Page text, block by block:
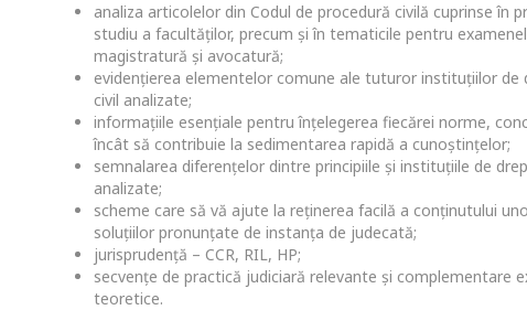
analiza articolelor din Codul de procedură civilă cuprinse în
studiu a facultăților, precum și în tematicile pentru
magistratură și avocatură;
evidențierea elementelor comune ale tuturor instituţiilor de
civil analizate;
informațiile esențiale pentru înțelegerea fiecărei norme,
încât să contribuie la sedimentarea rapidă a cunoștințelor;
semnalarea diferențelor dintre principiile și instituţiile de
analizate;
scheme care să vă ajute la reţinerea facilă a conţinutului
soluţiilor pronunţate de instanţa de judecată;
jurisprudență – CCR, RIL, HP;
secvențe de practică judiciară relevante și complementare
teoretice.